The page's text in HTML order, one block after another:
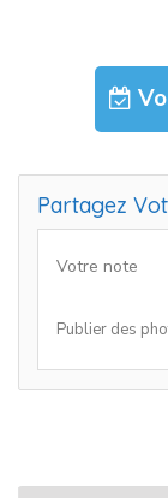
Partagez
Votre note
Publier des